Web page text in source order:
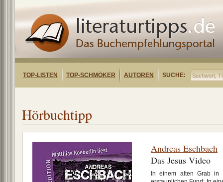
TOP-LISTEN TOP-SCHMÖKER AUTOREN SUCHE:
Hörbuchtipp
Andreas Eschbach
Das Jesus Video
In einem alten Grab in